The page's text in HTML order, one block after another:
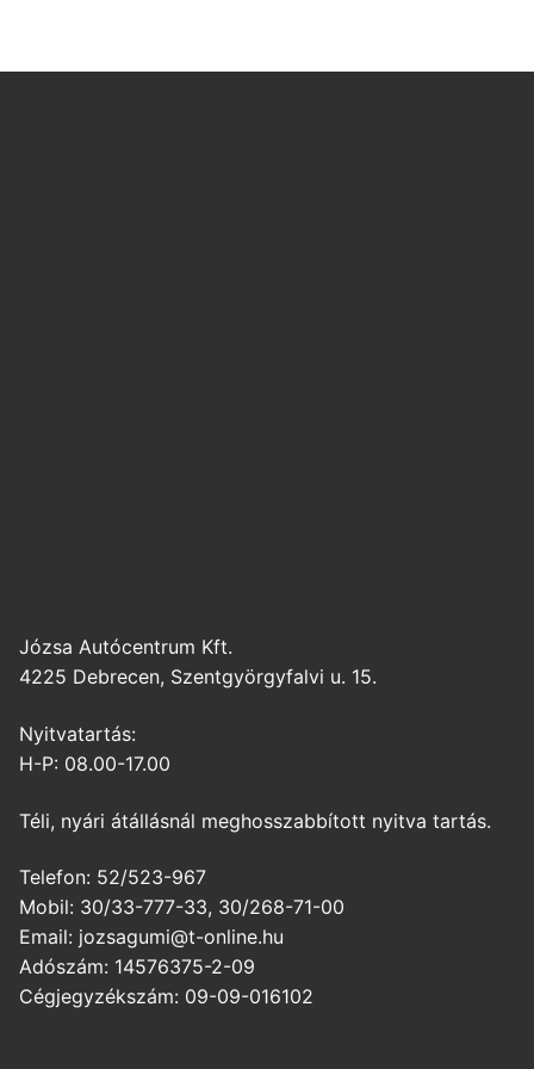
Józsa Autócentrum Kft.
4225 Debrecen, Szentgyörgyfalvi u. 15.
Nyitvatartás:
H-P: 08.00-17.00
Téli, nyári átállásnál meghosszabbított nyitva tartás.
Telefon: 52/523-967
Mobil: 30/33-777-33, 30/268-71-00
Email: jozsagumi@t-online.hu
Adószám: 14576375-2-09
Cégjegyzékszám: 09-09-016102